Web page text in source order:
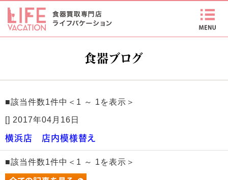
食器ブログ
■該当件数1件中＜1 ～ 1を表示＞
[] 2017年04月16日
横浜店 店内模様替え
■該当件数1件中＜1 ～ 1を表示＞